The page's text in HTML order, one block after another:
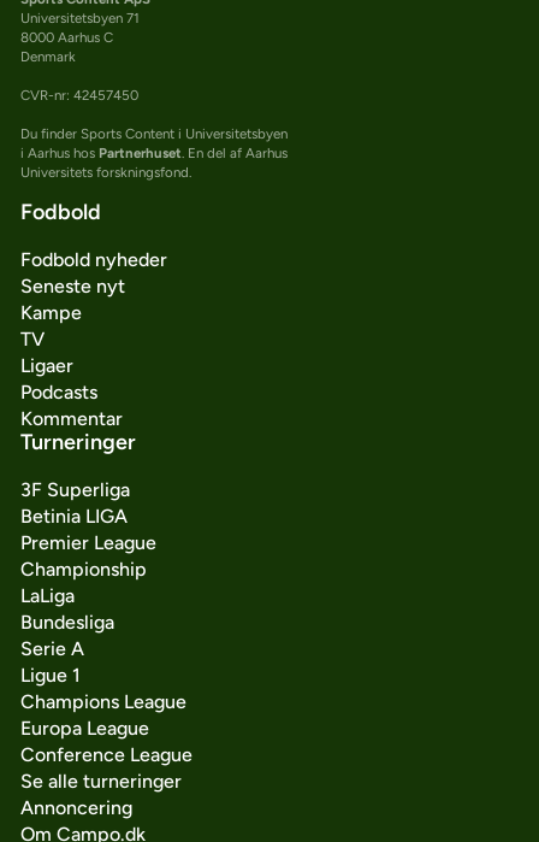
Universitetsbyen 71
8000 Aarhus C
Denmark
CVR-nr: 42457450
Du finder Sports Content i Universitetsbyen
i Aarhus hos Partnerhuset . En del af Aarhus
Universitets forskningsfond.
Fodbold
Fodbold nyheder
Seneste nyt
Kampe
TV
Ligaer
Podcasts
Kommentar
Turneringer
3F Superliga
Betinia LIGA
Premier League
Championship
LaLiga
Bundesliga
Serie A
Ligue 1
Champions League
Europa League
Conference League
Se alle turneringer
Annoncering
Om Campo.dk